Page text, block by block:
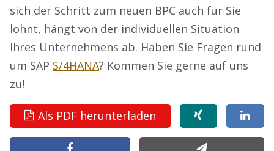
sich der Schritt zum neuen BPC auch für Sie
lohnt, hängt von der individuellen Situation
Ihres Unternehmens ab. Haben Sie Fragen rund
um SAP S/4HANA? Kommen Sie gerne auf uns
zu!
Als PDF herunterladen